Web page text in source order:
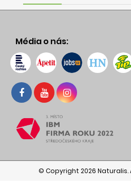
Média o nás:
© Copyright 2026 Naturalis.